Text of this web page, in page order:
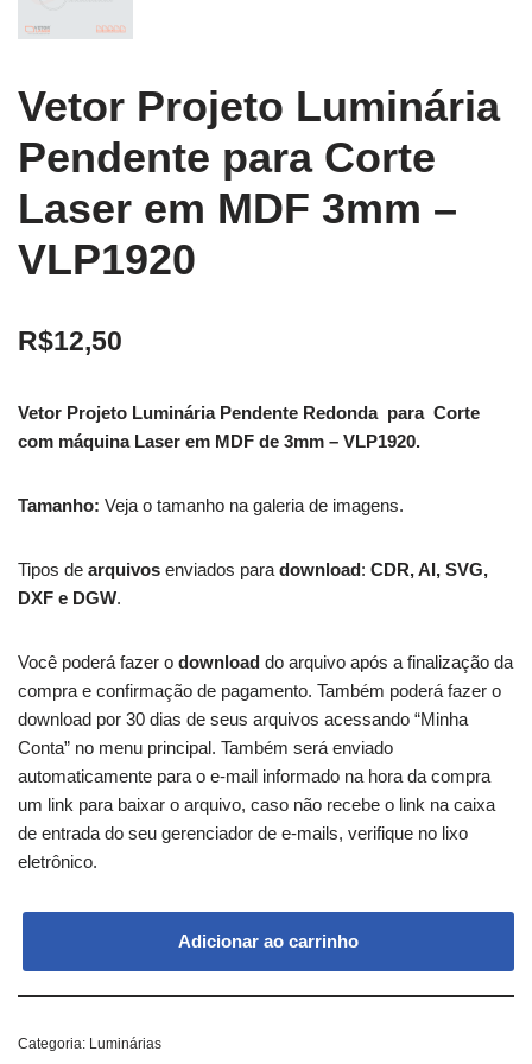
Vetor Projeto Luminária
Pendente para Corte
Laser em MDF 3mm –
VLP1920
R$12,50
Vetor Projeto Luminária Pendente Redonda para Corte
com máquina Laser em MDF de 3mm – VLP1920.
Tamanho: Veja o tamanho na galeria de imagens.
Tipos de arquivos enviados para download: CDR, AI, SVG,
DXF e DGW.
Você poderá fazer o download do arquivo após a finalização da
compra e confirmação de pagamento. Também poderá fazer o
download por 30 dias de seus arquivos acessando “Minha
Conta” no menu principal. Também será enviado
automaticamente para o e-mail informado na hora da compra
um link para baixar o arquivo, caso não recebe o link na caixa
de entrada do seu gerenciador de e-mails, verifique no lixo
eletrônico.
Adicionar ao carrinho
Categoria: Luminárias